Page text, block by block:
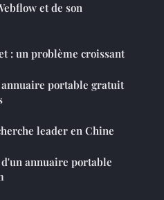
et de son
: un problème croissant
portable gratuit
leader en Chine
annuaire portable